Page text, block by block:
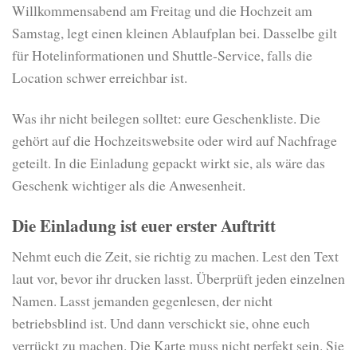
Willkommensabend am Freitag und die Hochzeit am
Samstag, legt einen kleinen Ablaufplan bei. Dasselbe gilt
für Hotelinformationen und Shuttle-Service, falls die
Location schwer erreichbar ist.
Was ihr nicht beilegen solltet: eure Geschenkliste. Die
gehört auf die Hochzeitswebsite oder wird auf Nachfrage
geteilt. In die Einladung gepackt wirkt sie, als wäre das
Geschenk wichtiger als die Anwesenheit.
Die Einladung ist euer erster Auftritt
Nehmt euch die Zeit, sie richtig zu machen. Lest den Text
laut vor, bevor ihr drucken lasst. Überprüft jeden einzelnen
Namen. Lasst jemanden gegenlesen, der nicht
betriebsblind ist. Und dann verschickt sie, ohne euch
verrückt zu machen. Die Karte muss nicht perfekt sein. Sie